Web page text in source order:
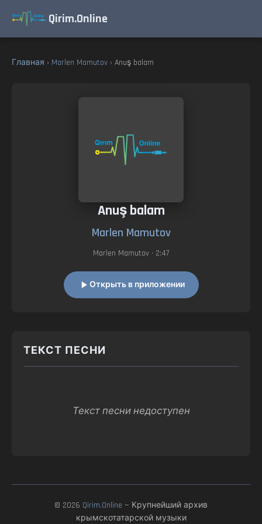
Qirim.Online
Главная › Marlen Mamutov › Anuş balam
Anuş balam
Marlen Mamutov
Marlen Mamutov • 2:47
Открыть в приложении
ТЕКСТ ПЕСНИ
Текст песни недоступен
© 2026 Qirim.Online — Крупнейший архив
крымскотатарской музыки